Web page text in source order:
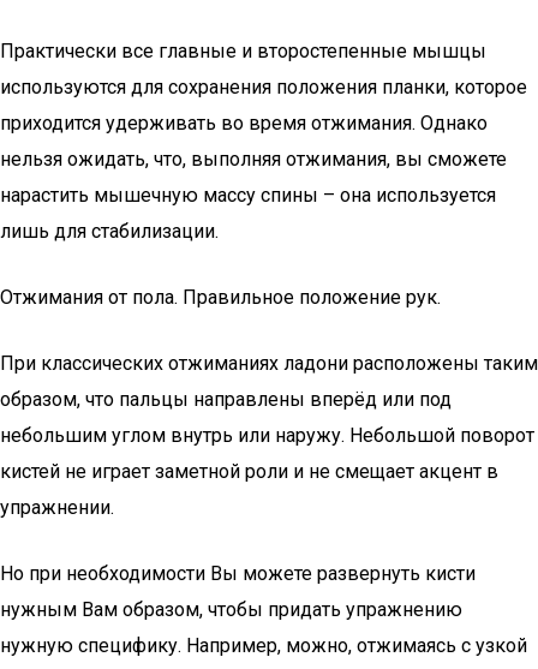
Практически все главные и второстепенные мышцы
используются для сохранения положения планки, которое
приходится удерживать во время отжимания. Однако
нельзя ожидать, что, выполняя отжимания, вы сможете
нарастить мышечную массу спины – она используется
лишь для стабилизации.
Отжимания от пола. Правильное положение рук.
При классических отжиманиях ладони расположены таким
образом, что пальцы направлены вперёд или под
небольшим углом внутрь или наружу. Небольшой поворот
кистей не играет заметной роли и не смещает акцент в
упражнении.
Но при необходимости Вы можете развернуть кисти
нужным Вам образом, чтобы придать упражнению
нужную специфику. Например, можно, отжимаясь с узкой